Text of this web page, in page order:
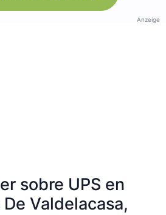
Anzeige
sobre UPS en
Valdelacasa,